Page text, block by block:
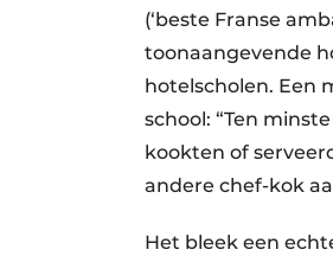
(‘beste Franse
toonaangevende
hotelscholen. Een
school: “Ten
kookten of
andere chef-kok
Het bleek een